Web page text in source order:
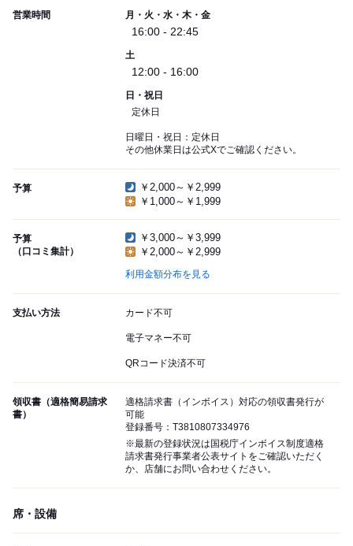
営業時間 月・火・水・木・金
16:00 - 22:45
土
12:00 - 16:00
日・祝日
定休日
日曜日・祝日：定休日
その他休業日は公式Xでご確認ください。
予算
￥2,000～￥2,999
￥1,000～￥1,999
予算
（口コミ集計）
￥3,000～￥3,999
￥2,000～￥2,999
利用金額分布を見る
支払い方法 カード不可
電子マネー不可
QRコード決済不可
領収書（適格簡易請求
書）
適格請求書（インボイス）対応の領収書発行が
可能
登録番号：T3810807334976
※最新の登録状況は国税庁インボイス制度適格
請求書発行事業者公表サイトをご確認いただく
か、店舗にお問い合わせください。
席・設備